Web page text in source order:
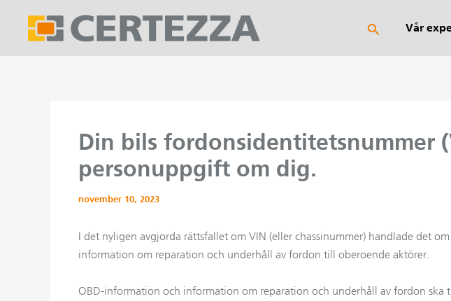
innehåll
Sök Vår
Din bils fordonsidentitetsnummer
personuppgift om dig.
november 10, 2023
I det nyligen avgjorda rättsfallet om VIN (eller chassinummer) handlade det
information om reparation och underhåll av fordon till oberoende aktörer.
OBD-information och information om reparation och underhåll av fordon